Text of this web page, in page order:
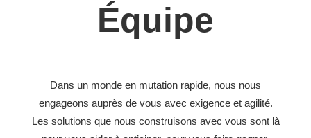
Équipe
Dans un monde en mutation rapide, nous nous
engageons auprès de vous avec exigence et agilité.
Les solutions que nous construisons avec vous sont là